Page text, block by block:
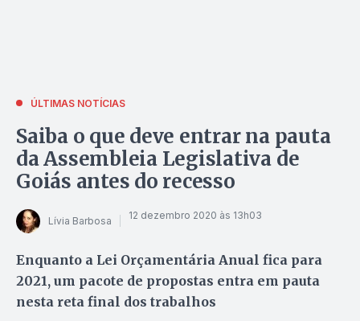
ÚLTIMAS NOTÍCIAS
Saiba o que deve entrar na pauta
da Assembleia Legislativa de
Goiás antes do recesso
Lívia Barbosa 12 dezembro 2020 às 13h03
Enquanto a Lei Orçamentária Anual fica para
2021, um pacote de propostas entra em pauta
nesta reta final dos trabalhos